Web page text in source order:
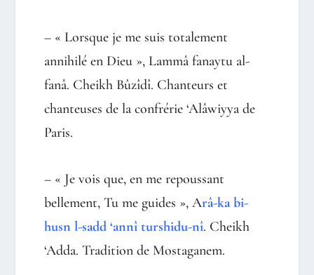
– « Lorsque je me suis totalement
annihilé en Dieu », Lammâ fanaytu al-
fanâ. Cheikh Bûzîdî. Chanteurs et
chanteuses de la confrérie ‘Alâwiyya de
Paris.
– « Je vois que, en me repoussant
bellement, Tu me guides », Arâ-ka bi-
husn l-sadd ‘annî turshidu-nî. Cheikh
‘Adda. Tradition de Mostaganem.